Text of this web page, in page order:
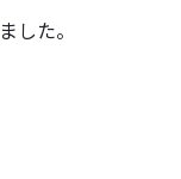
した。